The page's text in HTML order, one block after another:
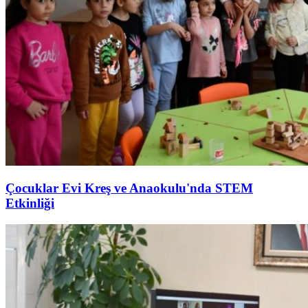
Çocuklar Evi Kreş ve Anaokulu'nda STEM
Etkinliği